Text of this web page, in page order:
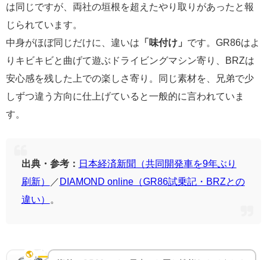
は同じですが、両社の垣根を超えたやり取りがあったと報
じられています。
中身がほぼ同じだけに、違いは 「味付け」 です。GR86はよ
りキビキビと曲げて遊ぶドライビングマシン寄り、BRZは
安心感を残した上での楽しさ寄り。同じ素材を、兄弟で少
しずつ違う方向に仕上げていると一般的に言われていま
す。
出典・参考： 日本経済新聞（共同開発車を9年ぶり
刷新）
／ DIAMOND online（GR86試乗記・BRZとの
違い）
🌎 仕様の違い
北米仕様と日本仕様の違い｜出力表記のナゾ